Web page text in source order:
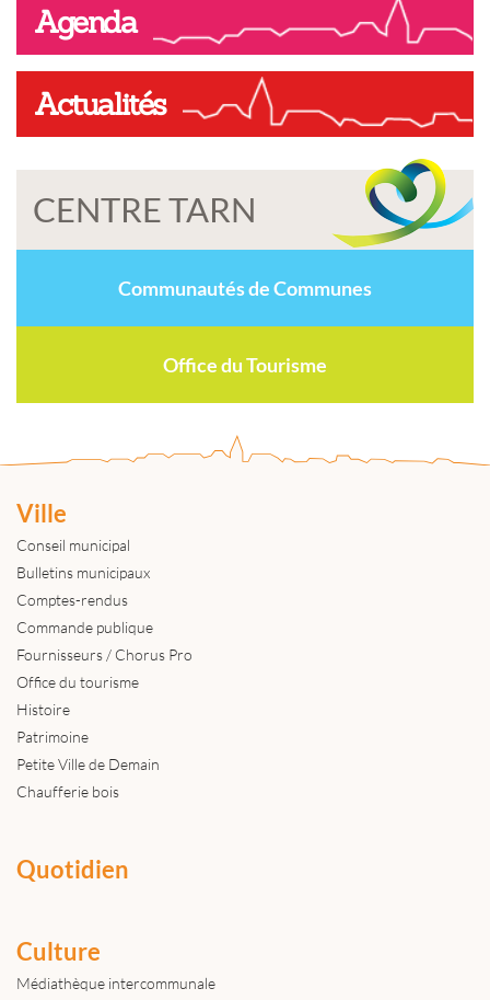
Agenda
Actualités
CENTRE TARN
Communautés de Communes
Office du Tourisme
Ville
Conseil municipal
Bulletins municipaux
Comptes-rendus
Commande publique
Fournisseurs / Chorus Pro
Office du tourisme
Histoire
Patrimoine
Petite Ville de Demain
Chaufferie bois
Quotidien
Culture
Médiathèque intercommunale